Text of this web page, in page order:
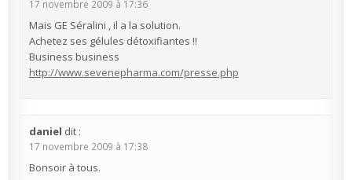
17 novembre 2009 à 17:36
Mais GE Séralini , il a la solution.
Achetez ses gélules détoxifiantes !!
Business business
http://www.sevenepharma.com/presse.php
daniel dit :
17 novembre 2009 à 17:38
Bonsoir à tous.